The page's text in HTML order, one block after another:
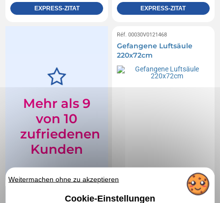
EXPRESS-ZITAT EXPRESS-ZITAT
Mehr als 9
von 10
zufriedenen
Kunden
sind mit ihren
Bestellungen von
Réf. 00030V0121468
Gefangene Luftsäule
220x72cm
Weitermachen ohne zu akzeptieren
Cookie-Einstellungen